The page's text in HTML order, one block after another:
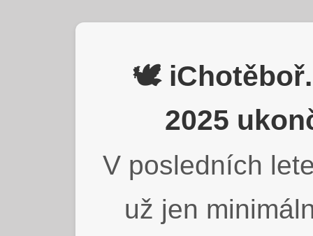
🕊️
2025
V posledních
už jen